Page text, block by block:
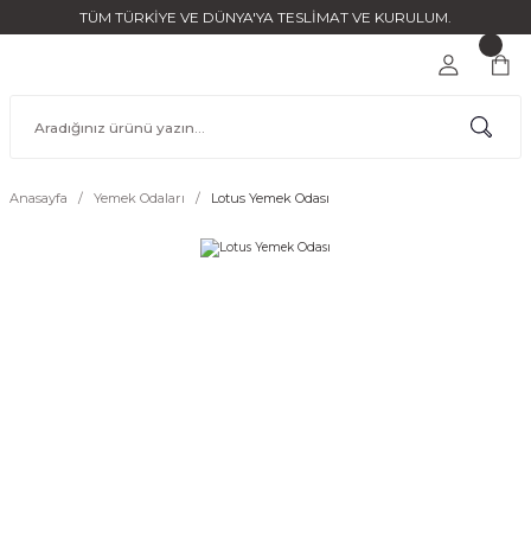
TÜM TÜRKİYE VE DÜNYA'YA TESLİMAT VE KURULUM.
Anasayfa Yemek Odaları Lotus Yemek Odası